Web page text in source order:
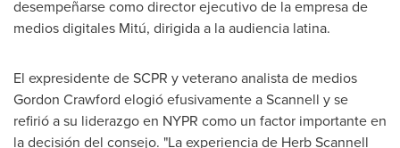
desempeñarse como director ejecutivo de la empresa de
medios digitales Mitú, dirigida a la audiencia latina.
El expresidente de SCPR y veterano analista de medios
Gordon Crawford elogió efusivamente a Scannell y se
refirió a su liderazgo en NYPR como un factor importante en
la decisión del consejo. "La experiencia de Herb Scannell